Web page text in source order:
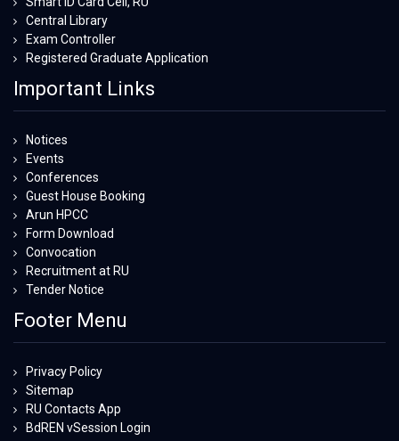
Central Library
Exam Controller
Registered Graduate Application
Important Links
Notices
Events
Conferences
Guest House Booking
Arun HPCC
Form Download
Convocation
Recruitment at RU
Tender Notice
Footer Menu
Privacy Policy
Sitemap
RU Contacts App
BdREN vSession Login